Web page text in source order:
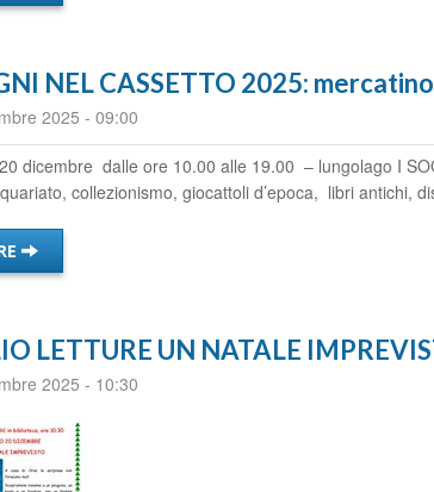
NEL CASSETTO 2025:
2025 - 09:00
dicembre dalle ore 10.00 alle 19.00 – lungolago I
collezionismo, giocattoli d’epoca, libri antichi,
LETTURE UN NATALE
2025 - 10:30